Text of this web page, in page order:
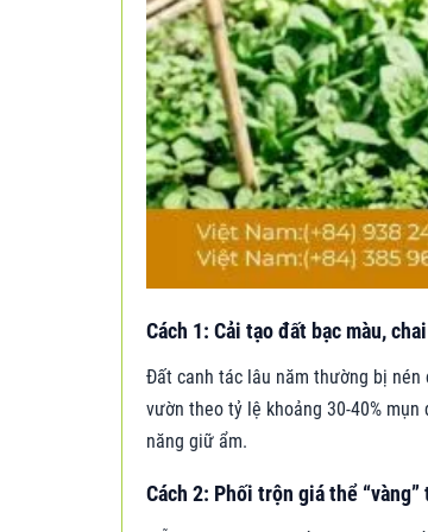
Cách 1: Cải tạo đất bạc màu,
Đất canh tác lâu năm thường bị nén
vườn theo tỷ lệ khoảng 30-40%
năng giữ ẩm.
Cách 2: Phối trộn giá thể